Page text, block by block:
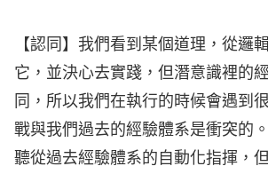
【認同】我們看到某個道理，從邏
它，並決心去實踐，但潛意識裡的
同，所以我們在執行的時候會遇到
戰與我們過去的經驗體系是衝突的
聽從過去經驗體系的自動化指揮，